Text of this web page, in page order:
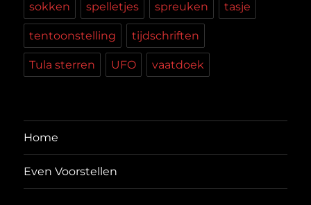
sokken spelletjes spreuken tasje
tentoonstelling tijdschriften
Tula sterren UFO vaatdoek
Home
Even Voorstellen